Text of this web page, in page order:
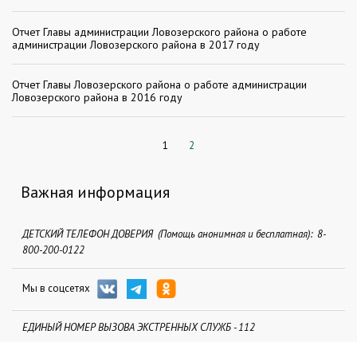
Отчет Главы администрации Ловозерского района о работе
администрации Ловозерского района в 2017 году
Отчет Главы Ловозерского района о работе администрации
Ловозерского района в 2016 году
1 2
Важная информация
ДЕТСКИЙ ТЕЛЕФОН ДОВЕРИЯ (Помощь анонимная и бесплатная): 8-
800-200-0122
Мы в соцсетях
ЕДИНЫЙ НОМЕР ВЫЗОВА ЭКСТРЕННЫХ СЛУЖБ - 112